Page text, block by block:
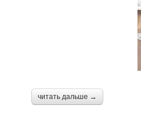
читать дальше →